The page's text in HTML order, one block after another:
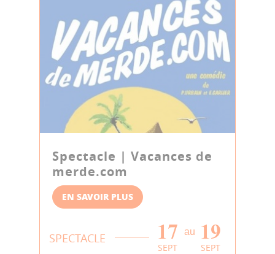
Spectacle | Vacances de
merde.com
EN SAVOIR PLUS
SPECTACLE 17
SEPT
au 19
SEPT